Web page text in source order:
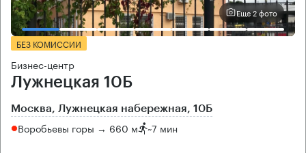
Еще 2 фото
БЕЗ КОМИССИИ
Бизнес-центр
Лужнецкая 10Б
Москва, Лужнецкая набережная, 10Б
Воробьевы горы → 660 м ~7 мин